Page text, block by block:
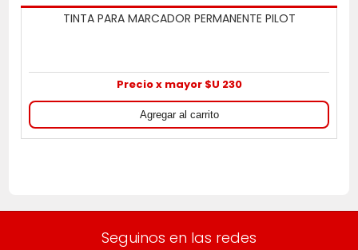
TINTA PARA MARCADOR PERMANENTE PILOT
Precio x mayor $U 230
Seguinos en las redes